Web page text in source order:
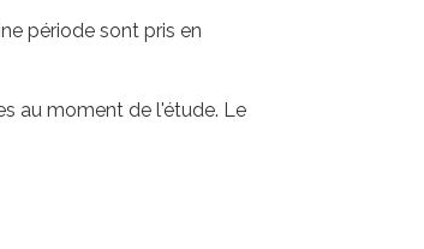
période sont pris en
au moment de l'étude. Le